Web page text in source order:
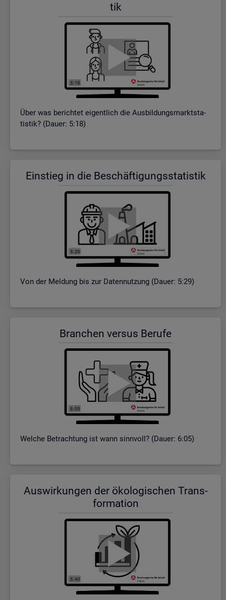
tik
Über was be­rich­tet ei­gent­lich die Aus­bil­dungs­markt­sta­
tis­tik? (Dauer: 5:18)
Ein­stieg in die Be­schäf­ti­gungs­sta­tis­tik
Von der Mel­dung bis zur Da­ten­nut­zung (Dauer: 5:29)
Bran­chen ver­sus Be­ru­fe
Wel­che Be­trach­tung ist wann sinn­voll? (Dauer: 6:05)
Aus­wir­kun­gen der öko­lo­gi­schen Trans­
for­ma­ti­on